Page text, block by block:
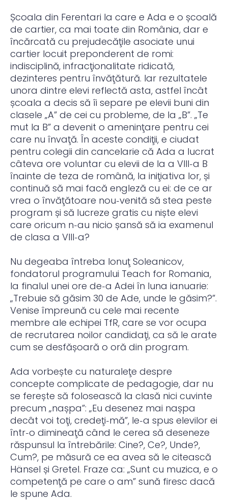
Școala din Ferentari la care e Ada e o școală
de cartier, ca mai toate din România, dar e
încărcată cu prejudecăţile asociate unui
cartier locuit preponderent de romi:
indisciplină, infracţionalitate ridicată,
dezinteres pentru învăţătură. Iar rezultatele
unora dintre elevi reflectă asta, astfel încât
școala a decis să îi separe pe elevii buni din
clasele „A” de cei cu probleme, de la „B”. „Te
mut la B” a devenit o ameninţare pentru cei
care nu învaţă. În aceste condiţii, e ciudat
pentru colegii din cancelarie că Ada a lucrat
câteva ore voluntar cu elevii de la a VIII‑a B
înainte de teza de română, la iniţiativa lor, și
continuă să mai facă engleză cu ei: de ce ar
vrea o învăţătoare nou‑venită să stea peste
program și să lucreze gratis cu niște elevi
care oricum n‑au nicio șansă să ia examenul
de clasa a VIII‑a?
Nu degeaba întreba Ionuţ Soleanicov,
fondatorul programului Teach for Romania,
la finalul unei ore de‑a Adei în luna ianuarie:
„Trebuie să găsim 30 de Ade, unde le găsim?”.
Venise împreună cu cele mai recente
membre ale echipei TfR, care se vor ocupa
de recrutarea noilor candidaţi, ca să le arate
cum se desfășoară o oră din program.
Ada vorbește cu naturaleţe despre
concepte complicate de pedagogie, dar nu
se ferește să folosească la clasă nici cuvinte
precum „nașpa”: „Eu desenez mai nașpa
decât voi toţi, credeţi‑mă”, le‑a spus elevilor ei
într‑o dimineaţă când le cerea să deseneze
răspunsul la întrebările: Cine?, Ce?, Unde?,
Cum?, pe măsură ce ea avea să le citească
Hänsel și Gretel. Fraze ca: „Sunt cu muzica, e o
competenţă pe care o am” sună firesc dacă
le spune Ada.